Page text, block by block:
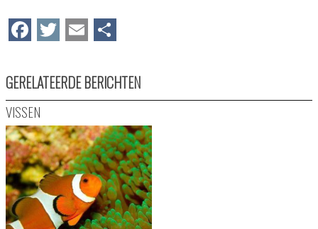
Facebook
Twitter
Email
GERELATEERDE BERICHTEN
VISSEN